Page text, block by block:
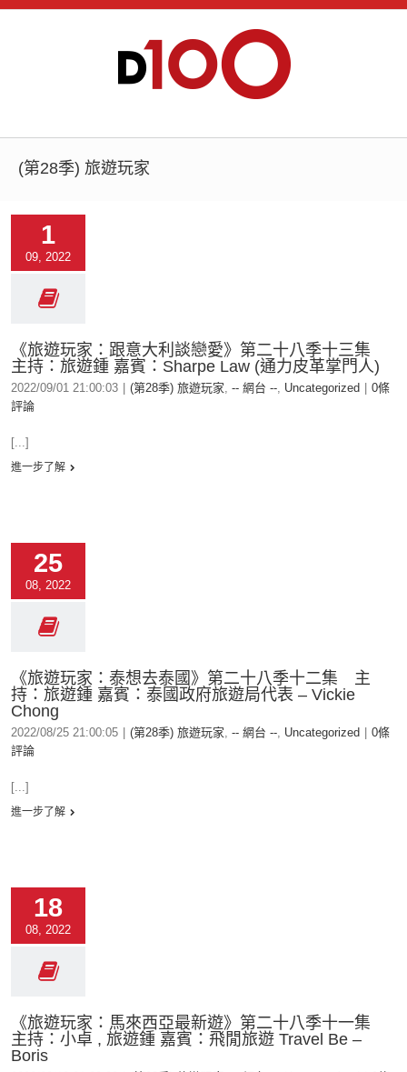
(第28季) 旅遊玩家
1
09, 2022
《旅遊玩家：跟意大利談戀愛》第二十八季十三集
主持：旅遊鍾 嘉賓：Sharpe Law (通力皮革掌門人)
2022/09/01 21:00:03 (第28季) 旅遊玩家, -- 網台 --, Uncategorized
0條
評論
[...]
進一步了解
25
08, 2022
《旅遊玩家：泰想去泰國》第二十八季十二集 主
持：旅遊鍾 嘉賓：泰國政府旅遊局代表 – Vickie
Chong
2022/08/25 21:00:05 (第28季) 旅遊玩家, -- 網台 --, Uncategorized
0條
評論
[...]
進一步了解
18
08, 2022
《旅遊玩家：馬來西亞最新遊》第二十八季十一集
主持：小卓 , 旅遊鍾 嘉賓：飛閒旅遊 Travel Be –
Boris